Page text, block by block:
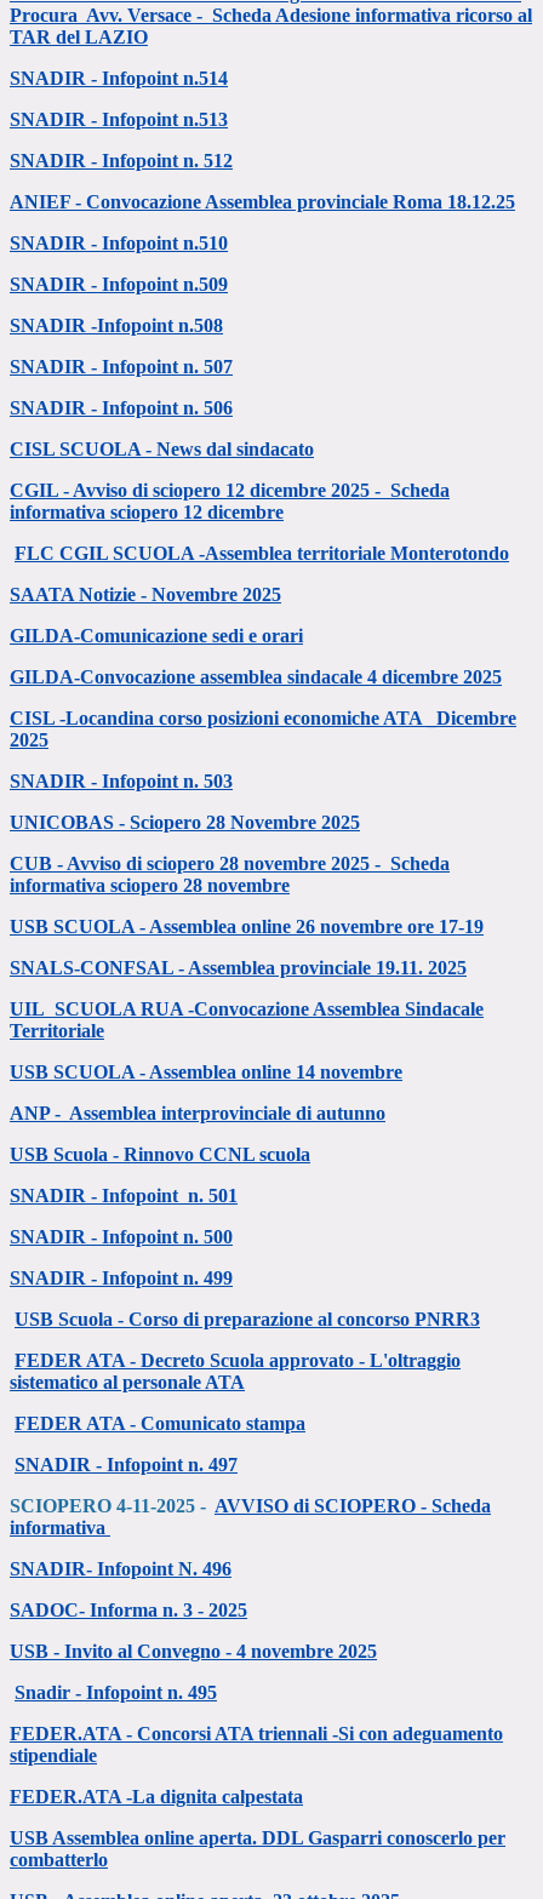
Procura Avv. Versace - Scheda Adesione informativa ricorso al
TAR del LAZIO
SNADIR - Infopoint n.514
SNADIR - Infopoint n.513
SNADIR - Infopoint n. 512
ANIEF - Convocazione Assemblea provinciale Roma 18.12.25
SNADIR - Infopoint n.510
SNADIR - Infopoint n.509
SNADIR -Infopoint n.508
SNADIR - Infopoint n. 507
SNADIR - Infopoint n. 506
CISL SCUOLA - News dal sindacato
CGIL - Avviso di sciopero 12 dicembre 2025 - Scheda
informativa sciopero 12 dicembre
FLC CGIL SCUOLA -Assemblea territoriale Monterotondo
SAATA Notizie - Novembre 2025
GILDA-Comunicazione sedi e orari
GILDA-Convocazione assemblea sindacale 4 dicembre 2025
CISL -Locandina corso posizioni economiche ATA _Dicembre
2025
SNADIR - Infopoint n. 503
UNICOBAS - Sciopero 28 Novembre 2025
CUB - Avviso di sciopero 28 novembre 2025 - Scheda
informativa sciopero 28 novembre
USB SCUOLA - Assemblea online 26 novembre ore 17-19
SNALS-CONFSAL - Assemblea provinciale 19.11. 2025
UIL SCUOLA RUA -Convocazione Assemblea Sindacale
Territoriale
USB SCUOLA - Assemblea online 14 novembre
ANP - Assemblea interprovinciale di autunno
USB Scuola - Rinnovo CCNL scuola
SNADIR - Infopoint n. 501
SNADIR - Infopoint n. 500
SNADIR - Infopoint n. 499
USB Scuola - Corso di preparazione al concorso PNRR3
FEDER ATA - Decreto Scuola approvato - L'oltraggio
sistematico al personale ATA
FEDER ATA - Comunicato stampa
SNADIR - Infopoint n. 497
SCIOPERO 4-11-2025 - AVVISO di SCIOPERO - Scheda
informativa
SNADIR- Infopoint N. 496
SADOC- Informa n. 3 - 2025
USB - Invito al Convegno - 4 novembre 2025
Snadir - Infopoint n. 495
FEDER.ATA - Concorsi ATA triennali -Si con adeguamento
stipendiale
FEDER.ATA -La dignita calpestata
USB Assemblea online aperta. DDL Gasparri conoscerlo per
combatterlo